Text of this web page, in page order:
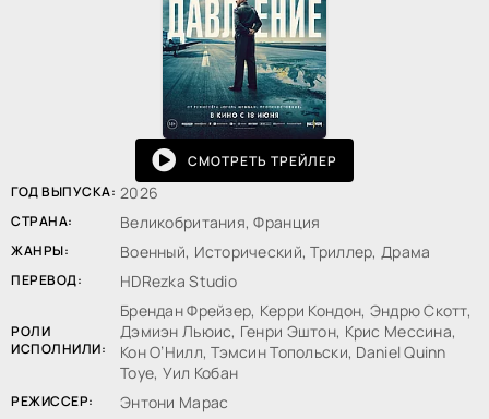
СМОТРЕТЬ ТРЕЙЛЕР
ГОД ВЫПУСКА: 2026
СТРАНА: Великобритания, Франция
ЖАНРЫ: Военный, Исторический, Триллер, Драма
ПЕРЕВОД: HDRezka Studio
РОЛИ
ИСПОЛНИЛИ:
Брендан Фрейзер, Керри Кондон, Эндрю Скотт,
Дэмиэн Льюис, Генри Эштон, Крис Мессина,
Кон О’Нилл, Тэмсин Топольски, Daniel Quinn
Toye, Уил Кобан
РЕЖИССЕР: Энтони Марас